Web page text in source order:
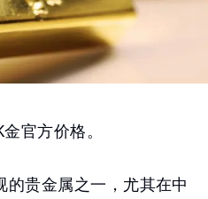
官方价格。
的贵金属之一，尤其在中